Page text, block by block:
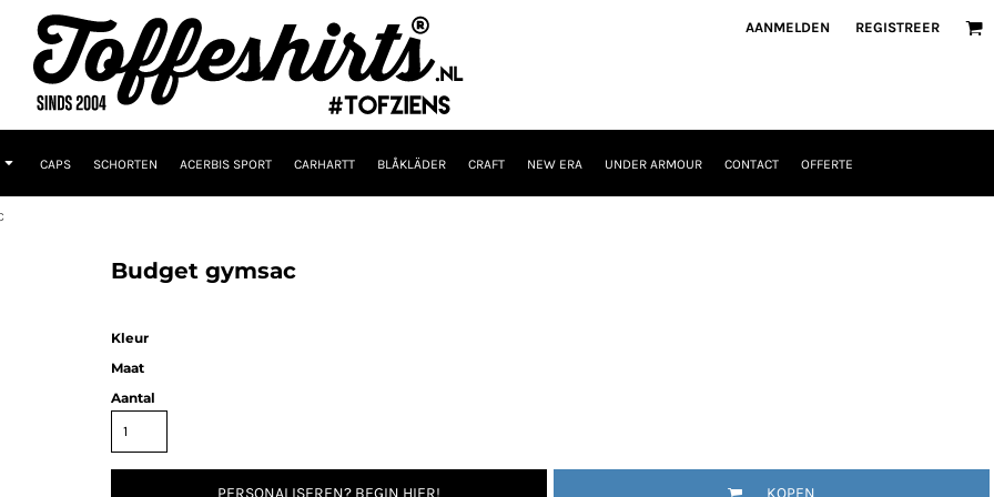
AANMELDEN REGISTREER
CAPS SCHORTEN ACERBIS SPORT CARHARTT BLÅKLÄDER CRAFT NEW ERA UNDER ARMOUR CONTACT OFFERTE
Budget gymsac
Kleur
Maat
Aantal
PERSONALISEREN? BEGIN HIER! KOPEN